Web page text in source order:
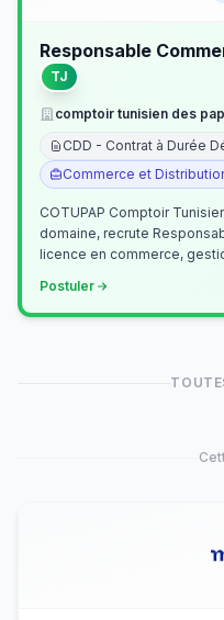
Responsable
TJ
comptoir tunisien des
CDD - Contrat à Durée
Commerce et
COTUPAP Comptoir
domaine, recrute Responsable Commercial Titulaire d’une
licence en commerce,
Postuler